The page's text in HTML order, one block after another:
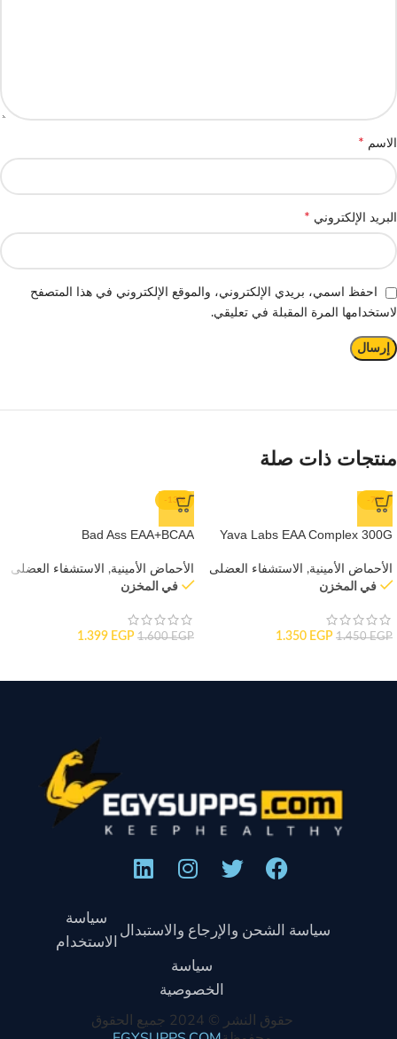
الاسم *
البريد الإلكتروني *
احفظ اسمي، بريدي الإلكتروني، والموقع الإلكتروني في هذا المتصفح
لاستخدامها المرة المقبلة في تعليقي.
منتجات ذات صلة
-7%
Yava Labs EAA Complex 300G
الأحماض الأمينية,
الاستشفاء العضلى
في المخزن
1.450EGP
1.350 EGP
-13%
Bad Ass EAA+BCAA
الأحماض الأمينية,
الاستشفاء العضلى
في المخزن
1.600EGP
1.399 EGP
سياسة الشحن والإرجاع والاستبدال
سياسة
الاستخدام
سياسة
الخصوصية
حقوق النشر © 2024 جميع الحقوق